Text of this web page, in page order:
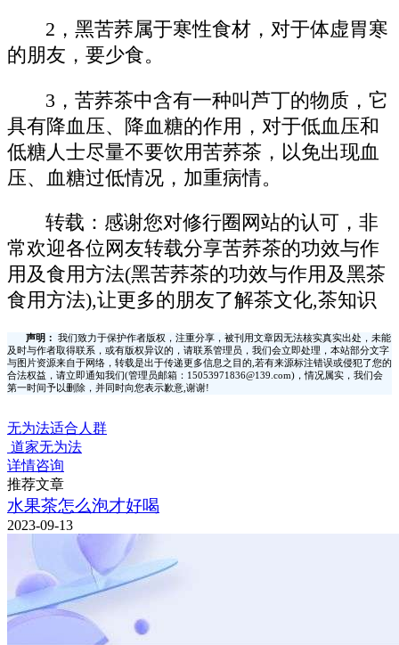
2，黑苦荞属于寒性食材，对于体虚胃寒
的朋友，要少食。
3，苦荞茶中含有一种叫芦丁的物质，它
具有降血压、降血糖的作用，对于低血压和
低糖人士尽量不要饮用苦荞茶，以免出现血
压、血糖过低情况，加重病情。
转载：感谢您对修行圈网站的认可，非
常欢迎各位网友转载分享苦荞茶的功效与作
用及食用方法(黑苦荞茶的功效与作用及黑茶
食用方法),让更多的朋友了解茶文化,茶知识
声明：
我们致力于保护作者版权，注重分享，被刊用文章因无法核实真实出处，未能
及时与作者取得联系，或有版权异议的，请联系管理员，我们会立即处理，本站部分文字
与图片资源来自于网络，转载是出于传递更多信息之目的,若有来源标注错误或侵犯了您的
合法权益，请立即通知我们(管理员邮箱：15053971836@139.com)，情况属实，我们会
第一时间予以删除，并同时向您表示歉意,谢谢!
无为法适合人群
道家无为法
详情咨询
推荐文章
水果茶怎么泡才好喝
2023-09-13